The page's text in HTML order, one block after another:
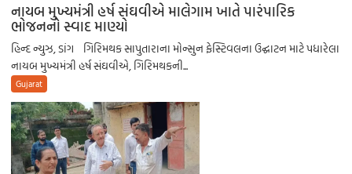
નાયબ મુખ્યમંત્રી હર્ષ સંઘવીએ માલેગામ ખાતે પારંપારિક
ભોજનનો સ્વાદ માણ્યો
હિન્દ ન્યુઝ, ડાંગ ગિરિમથક સાપુતારાના મોન્સુન ફેસ્ટિવલના ઉદ્ઘાટન માટે પધારેલા
નાયબ મુખ્યમંત્રી હર્ષ સંઘવીએ, ગિરિમથકની...
Gujarat